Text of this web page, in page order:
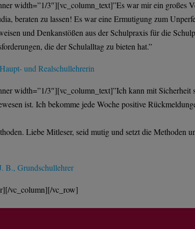
width=”1/3″][vc_column_text]”Es war mir ein großes
beraten zu lassen! Es war eine Ermutigung zum
und Denkanstößen aus der Schulpraxis für die
die der Schulalltag zu bieten hat.”
und Realschullehrerin
width=”1/3″][vc_column_text]”Ich kann mit Sicherheit
ist. Ich bekomme jede Woche positive
Liebe Mitleser, seid mutig und setzt die Methoden
B., Grundschullehrer
vc_column][/vc_row]